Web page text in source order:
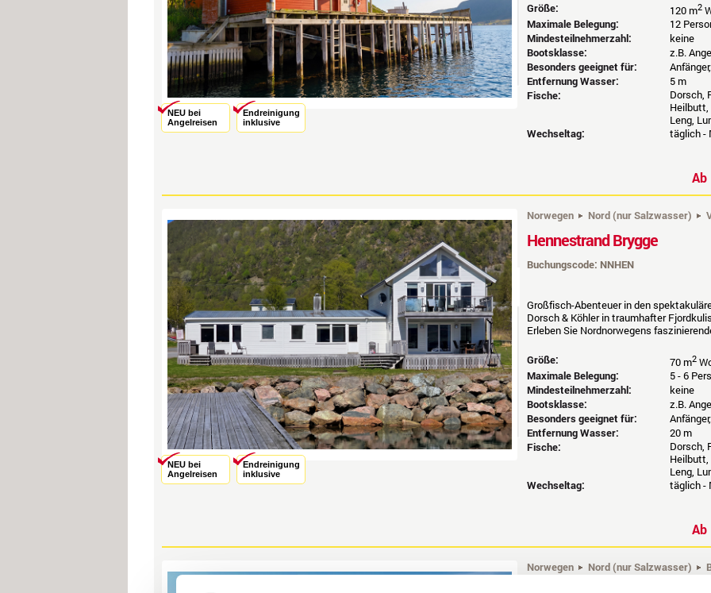
NEU bei
Angelreisen
Endreinigung
inklusive
Größe: 120 m2
Maximale Belegung:
12
Mindesteilnehmerzahl:
keine
Bootsklasse:
z.B.
Besonders geeignet für:
Entfernung Wasser:
5 m
Fische:
Dorsch,
Heilbutt,
Leng,
Wechseltag:
täglich -
Ab
NEU bei
Angelreisen
Endreinigung
inklusive
Norwegen Nord (nur Salzwasser)
Hennestrand Brygge
Buchungscode: NNHEN
Großfisch-Abenteuer in den
Dorsch & Köhler in traumhafter
Erleben Sie Nordnorwegens
Größe: 70 m2
Maximale Belegung:
5 - 6
Mindesteilnehmerzahl:
keine
Bootsklasse:
z.B.
Besonders geeignet für:
Entfernung Wasser:
20 m
Fische:
Dorsch,
Heilbutt,
Leng,
Wechseltag:
täglich -
Ab
Norwegen Nord (nur Salzwasser)